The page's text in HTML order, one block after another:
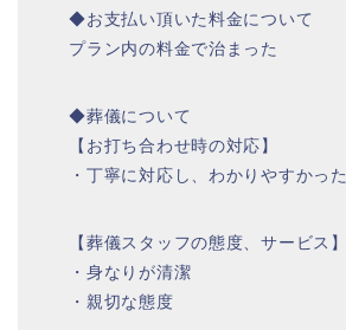
◆お支払い頂いた料金について
プラン内の料金で治まった
◆葬儀について
【お打ち合わせ時の対応】
・丁寧に対応し、わかりやすかった
【葬儀スタッフの態度、サービス】
・身なりが清潔
・親切な態度